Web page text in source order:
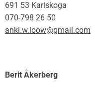
691 53 Karlskoga
070-798 26 50
anki.w.loow@gmail.com
Berit Åkerberg